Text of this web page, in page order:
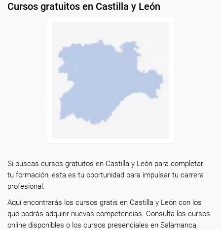
Cursos gratuitos en Castilla y León
Si buscas cursos gratuitos en Castilla y León para completar
tu formación, esta es tu oportunidad para impulsar tu carrera
profesional.
Aquí encontrarás los cursos gratis en Castilla y León con los
que podrás adquirir nuevas competencias. Consulta los cursos
online disponibles o los cursos presenciales en Salamanca,